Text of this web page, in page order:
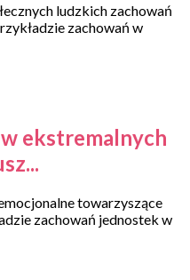
ludzkich zachowań
zachowań w
ekstremalnych
towarzyszące
zachowań jednostek w